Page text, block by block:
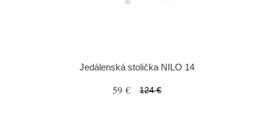
Jedálenská stolička NILO 14
59 € 124 €